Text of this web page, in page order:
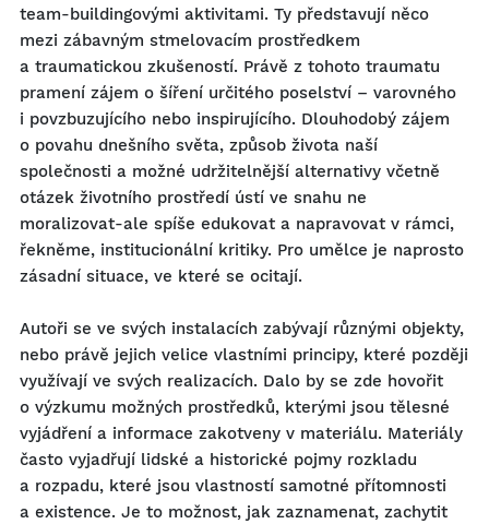
team-buildingovými aktivitami. Ty představují něco
mezi zábavným stmelovacím prostředkem
a traumatickou zkušeností. Právě z tohoto traumatu
pramení zájem o šíření určitého poselství – varovného
i povzbuzujícího nebo inspirujícího. Dlouhodobý zájem
o povahu dnešního světa, způsob života naší
společnosti a možné udržitelnější alternativy včetně
otázek životního prostředí ústí ve snahu ne
moralizovat-ale spíše edukovat a napravovat v rámci,
řekněme, institucionální kritiky. Pro umělce je naprosto
zásadní situace, ve které se ocitají.
Autoři se ve svých instalacích zabývají různými objekty,
nebo právě jejich velice vlastními principy, které později
využívají ve svých realizacích. Dalo by se zde hovořit
o výzkumu možných prostředků, kterými jsou tělesné
vyjádření a informace zakotveny v materiálu. Materiály
často vyjadřují lidské a historické pojmy rozkladu
a rozpadu, které jsou vlastností samotné přítomnosti
a existence. Je to možnost, jak zaznamenat, zachytit